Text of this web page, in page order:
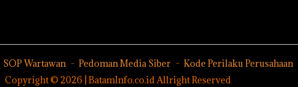
SOP Wartawan Pedoman Media Siber Kode Perilaku Perusahaan
Copyright © 2026 | BatamInfo.co.id Allright Reserved